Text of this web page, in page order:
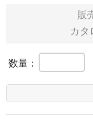
販
カタ
数量：